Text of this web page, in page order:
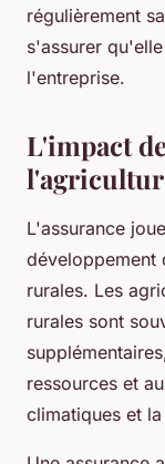
régulièrement
s'assurer
l'entreprise.
L'impact
L'assurance
développement
rurales. Les
rurales sont
ressources et
climatiques et